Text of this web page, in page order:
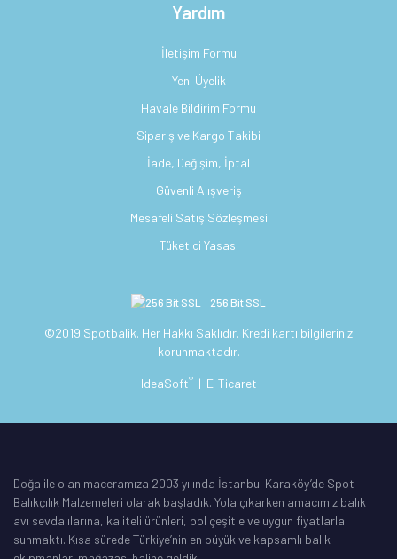
Yardım
İletişim Formu
Yeni Üyelik
Havale Bildirim Formu
Sipariş ve Kargo Takibi
İade, Değişim, İptal
Güvenli Alışveriş
Mesafeli Satış Sözleşmesi
Tüketici Yasası
256 Bit SSL
©2019 Spotbalik. Her Hakkı Saklıdır. Kredi kartı bilgileriniz
korunmaktadır.
IdeaSoft® | E-Ticaret
Doğa ile olan maceramıza 2003 yılında İstanbul Karaköy’de Spot
Balıkçılık Malzemeleri olarak başladık. Yola çıkarken amacımız balık
avı sevdalılarına, kaliteli ürünleri, bol çeşitle ve uygun fiyatlarla
sunmaktı. Kısa sürede Türkiye’nin en büyük ve kapsamlı balık